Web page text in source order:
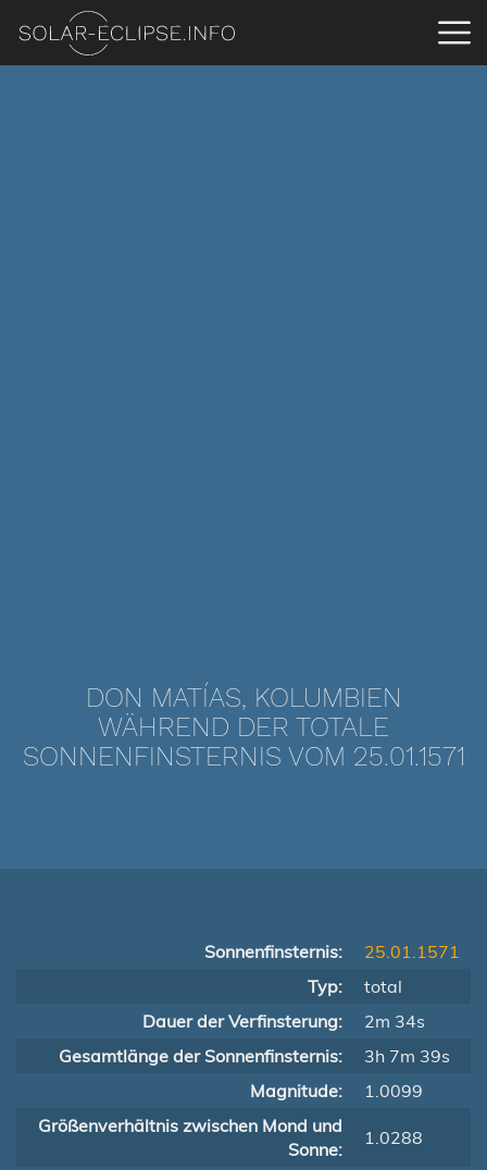
DON MATÍAS, KOLUMBIEN
WÄHREND DER TOTALE
SONNENFINSTERNIS VOM 25.01.1571
Sonnenfinsternis:
25.01.1571
Typ:
total
Dauer der Verfinsterung:
2m 34s
Gesamtlänge der Sonnenfinsternis:
3h 7m 39s
Magnitude:
1.0099
Größenverhältnis zwischen Mond und
Sonne:
1.0288